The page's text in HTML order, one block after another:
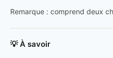
Remarque : comprend deux
💡 À savoir